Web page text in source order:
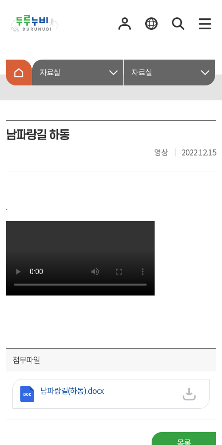
자료실 자료실
남파랑길 하동
영상 2022.12.15
.
첨부파일
첨부파일
남파랑길(하동).docx
목록